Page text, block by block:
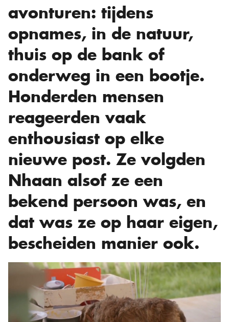
avonturen: tijdens
opnames, in de natuur,
thuis op de bank of
onderweg in een bootje.
Honderden mensen
reageerden vaak
enthousiast op elke
nieuwe post. Ze volgden
Nhaan alsof ze een
bekend persoon was, en
dat was ze op haar eigen,
bescheiden manier ook.